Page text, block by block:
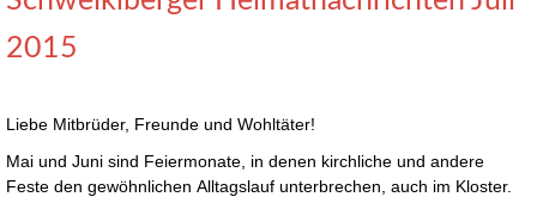
2015
Liebe Mitbrüder, Freunde und Wohltäter!
Mai und Juni sind Feiermonate, in denen kirchliche und andere
Feste den gewöhnlichen Alltagslauf unterbrechen, auch im Kloster.